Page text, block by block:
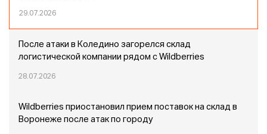
29.07.2026
После атаки в Коледино загорелся склад
логистической компании рядом с Wildberries
28.07.2026
Wildberries приостановил прием поставок на склад в
Воронеже после атак по городу